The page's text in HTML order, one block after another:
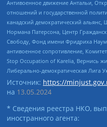
Антивоенное движение Антальи,
отношений и государственной
канадский демократический
Нормана Патерсона, Центр
Свободу, Фонд имени Фридриха
антивоенное сопротивление,
Stop Occupation of Karelia, Вернись
Либерально-демократическая Лига
Источник: https://
на 13.05.2024
* Сведения реестра НКО,
иностранного агента: